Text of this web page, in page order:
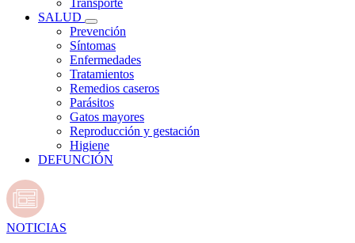
Transporte
SALUD
Prevención
Síntomas
Enfermedades
Tratamientos
Remedios caseros
Parásitos
Gatos mayores
Reproducción y gestación
Higiene
DEFUNCIÓN
NOTICIAS